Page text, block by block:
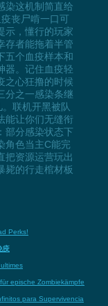
染这机制简直给
丧尸啃一口可
示，懂行的玩家
存者能拖着半管
五个血疫样本和
器。记住血疫轻
之心狂撸的时候
分之一感染条继
联机开黑被队
能让你们无缝衔
部分感染状态下
角色当主C能完
把资源运营玩出
毙的行走棺材板
Perks!
疫
epische Zombiekämpfe
para Supervivencia